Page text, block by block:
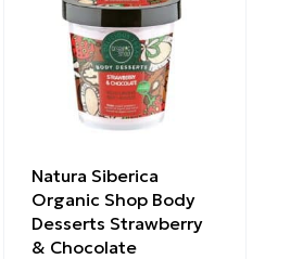
Natura Siberica
Organic Shop Body
Desserts Strawberry
& Chocolate